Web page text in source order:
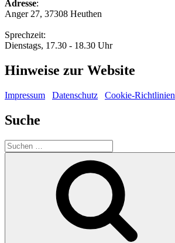
Adresse:
Anger 27, 37308 Heuthen
Sprechzeit:
Dienstags, 17.30 - 18.30 Uhr
Hinweise zur Website
Impressum Datenschutz Cookie-Richtlinien
Suche
Suche
nach: